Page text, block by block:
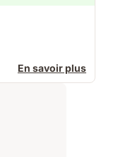
En savoir plus